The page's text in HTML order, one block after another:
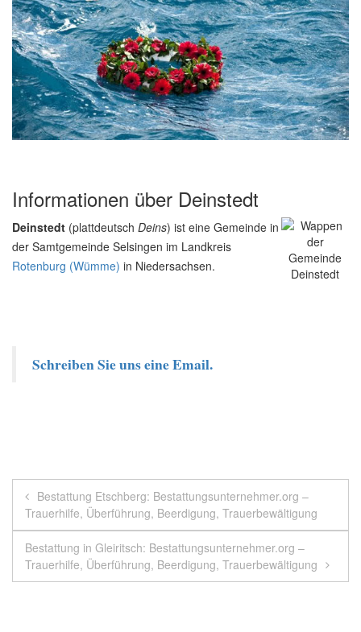
Informationen über Deinstedt
Deinstedt (plattdeutsch Deins) ist eine Gemeinde in
der Samtgemeinde Selsingen im Landkreis
Rotenburg (Wümme) in Niedersachsen.
Schreiben Sie uns eine Email.
Beitragsnavigation
Bestattung Etschberg: Bestattungsunternehmer.org –
Trauerhilfe, Überführung, Beerdigung, Trauerbewältigung
Bestattung in Gleiritsch: Bestattungsunternehmer.org –
Trauerhilfe, Überführung, Beerdigung, Trauerbewältigung